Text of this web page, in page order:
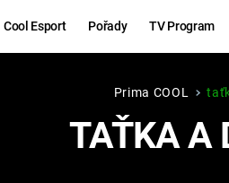
Cool Esport Pořady TV Program
Hry
Prima COOL
TAŤKA A